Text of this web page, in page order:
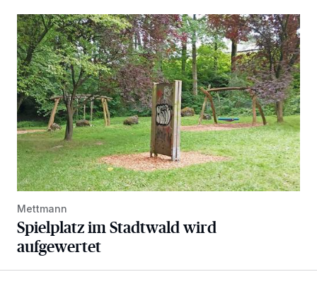
Spielplatz im Stadtwald wird aufgewertet
Mettmann
Spielplatz im Stadtwald wird
aufgewertet